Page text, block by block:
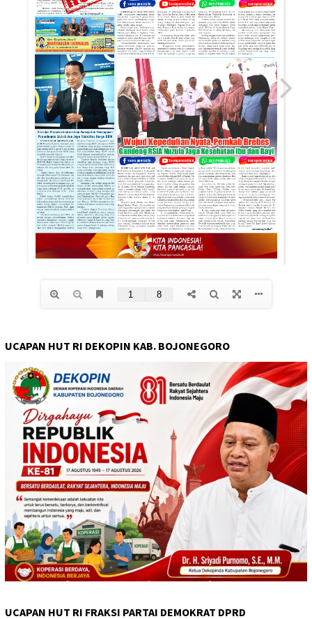
UCAPAN HUT RI DEKOPIN KAB. BOJONEGORO
UCAPAN HUT RI FRAKSI PARTAI DEMOKRAT DPRD